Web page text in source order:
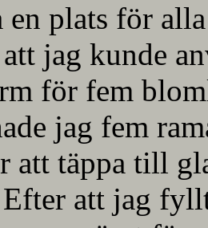
en plats för
jag kunde
för fem
jag fem
att täppa till
att jag